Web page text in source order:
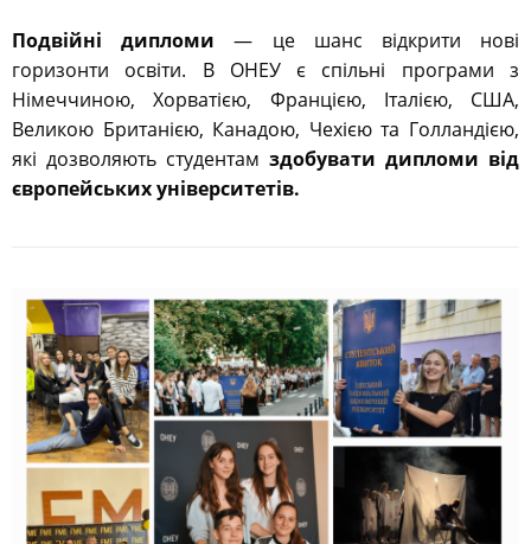
Подвійні дипломи — це шанс відкрити нові
горизонти освіти. В ОНЕУ є спільні програми з
Німеччиною, Хорватією, Францією, Італією, США,
Великою Британією, Канадою, Чехією та Голландією,
які дозволяють студентам здобувати дипломи від
європейських університетів.